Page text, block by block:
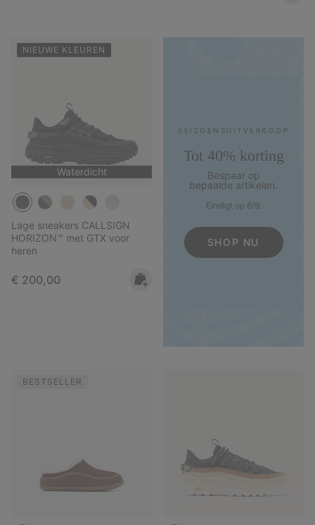
NIEUWE KLEUREN
Waterdicht
Lage sneakers CALLSIGN
HORIZON™ met GTX voor
heren
Regular price:
€ 200,00
SEIZOENS­UITVERKOOP
Tot 40% korting
Bespaar op
bepaalde artikelen.
Eindigt op 6/9.
SHOP NU
BESTSELLER